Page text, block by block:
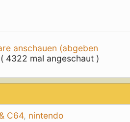
anschauen (abgeben
( 4322 mal angeschaut )
C64, nintendo